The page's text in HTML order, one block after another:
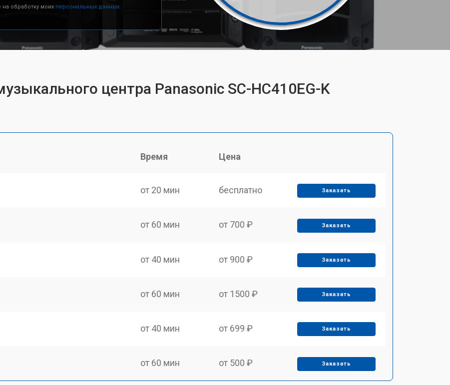
обработку моих персональных данных.
центра Panasonic SC-HC410EG-K
Время Цена
от 20 мин бесплатно Заказать
от 60 мин от 700 ₽ Заказать
от 40 мин от 900 ₽ Заказать
от 60 мин от 1500 ₽ Заказать
от 40 мин от 699 ₽ Заказать
от 60 мин от 500 ₽ Заказать